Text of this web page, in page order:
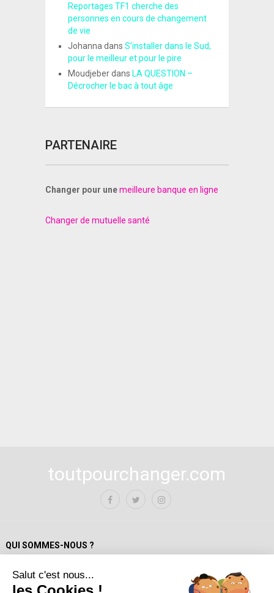
Reportages TF1 cherche des
personnes en cours de changement
de vie
Johanna dans S’installer dans le Sud,
pour le meilleur et pour le pire
Moudjeberdans LA QUESTION –
Décrocher le bac à tout âge
PARTENAIRE
Changer pour unemeilleure banque en ligne
Changer de mutuelle santé
toutpourchanger.com
QUI SOMMES-NOUS ?
Mentions Légales
Salut c'est nous...